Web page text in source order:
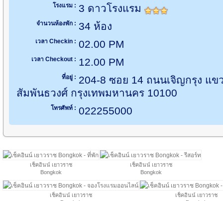
โรงแรม : 3 ดาวโรงแรม
จำนวนห้องพัก : 34 ห้อง
เวลา Checkin : 02.00 PM
เวลา Checkout : 12.00 PM
ที่อยู่ : 204-8 ซอย 14 ถนนเจิญกรุง แข
สัมพันธวงศ์ กรุงเทพมหานคร 10100
โทรศัพท์ : 022255000
เช็คอินน์ เยาวราช
Bongkok
เช็คอินน์ เยาวราช
Bongkok
เช็คอินน์ เยาวราช
เช็คอินน์ เยาวราช